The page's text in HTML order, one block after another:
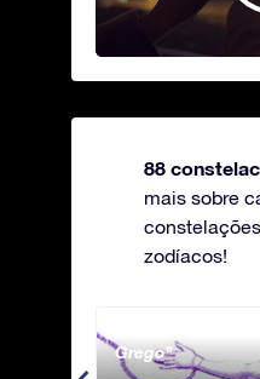
88
mais sobre
zodíacos!
Andromeda - A
Grego